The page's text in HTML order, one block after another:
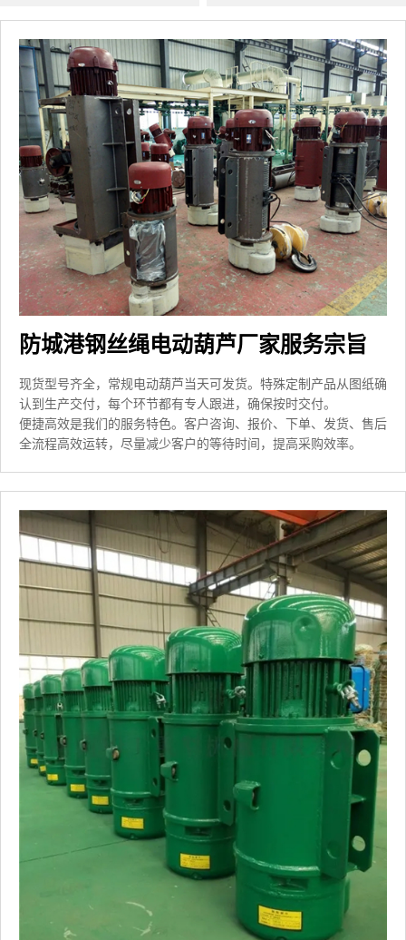
防城港钢丝绳电动葫芦厂家服务宗旨
现货型号齐全，常规电动葫芦当天可发货。特殊定制产品从图纸确
认到生产交付，每个环节都有专人跟进，确保按时交付。
便捷高效是我们的服务特色。客户咨询、报价、下单、发货、售后
全流程高效运转，尽量减少客户的等待时间，提高采购效率。